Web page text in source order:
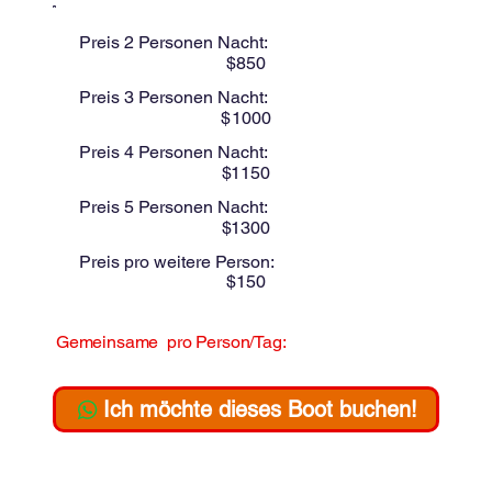
Preis 2 Personen Nacht:
$850
Preis 3 Personen Nacht:
$1000
Preis 4 Personen Nacht:
$1150
Preis 5 Personen Nacht:
$1300
Preis pro weitere Person:
$150
Gemeinsame pro Person/Tag:
Ich möchte dieses Boot buchen!